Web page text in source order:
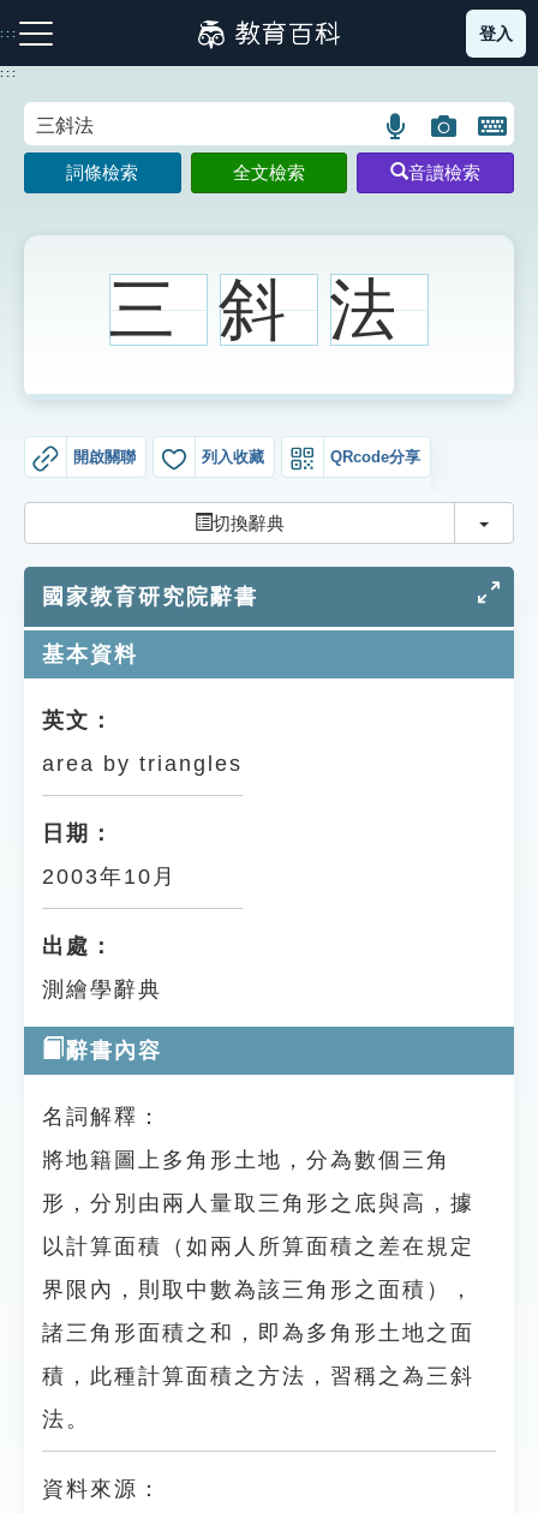
到
主
:::
注音索引圖示 筆畫索引圖示 部首索引表圖示
生字詞彙表
知識索引
單字索引
遊戲專區
教學應用
貓頭鷹博士
登入
:::
語
言
搜
示
圖
片
搜
開
鍵
圖
詞條檢索 全文檢索 音讀檢索
三 斜 法
開啟關聯 列入收藏 QRcode分享
切換辭典 切換
國家教育研究院辭書
基本資料
英文：
area by triangles
日期：
2003年10月
出處：
測繪學辭典
辭書內容
名詞解釋：
將地籍圖上多角形土地，分為數個三角
形，分別由兩人量取三角形之底與高，據
以計算面積（如兩人所算面積之差在規定
界限內，則取中數為該三角形之面積），
諸三角形面積之和，即為多角形土地之面
積，此種計算面積之方法，習稱之為三斜
法。
資料來源：